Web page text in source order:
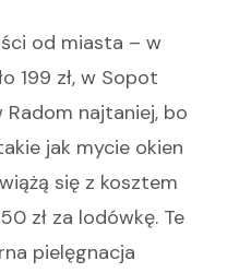
od miasta – w
199 zł, w Sopot
Radom najtaniej, bo
jak mycie okien
się z kosztem
zł za lodówkę. Te
pielęgnacja